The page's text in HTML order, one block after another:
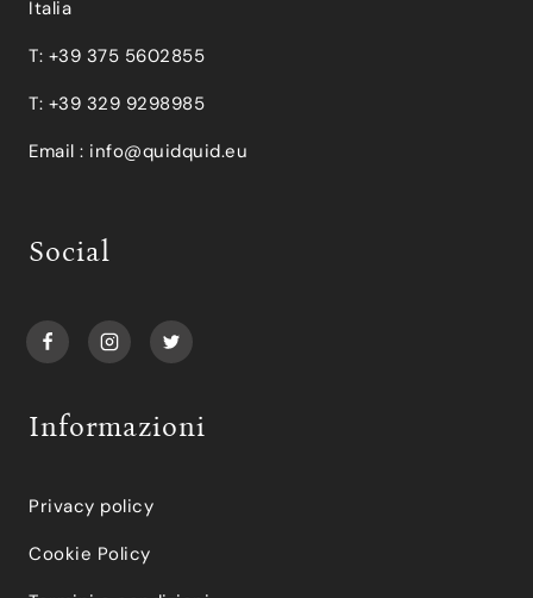
Italia
T: +39 375 5602855
T: +39 329 9298985
Email : info@quidquid.eu
Social
Informazioni
Privacy policy
Cookie Policy